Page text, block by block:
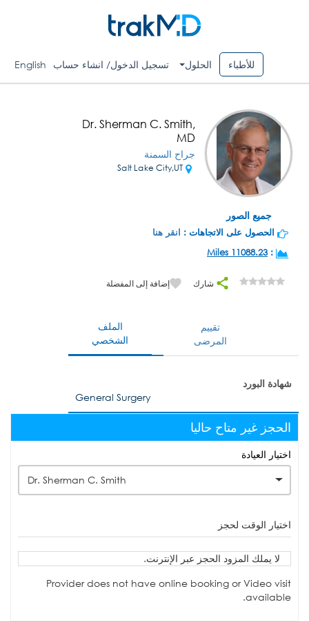
للأطباء الحلول تسجيل الدخول/ انشاء حساب English
جميع الصور
Dr. Sherman C. Smith,
MD
جراح السمنة
الحصول على الاتجاهات : انقر هنا
:
11088.23 Miles
شارك إضافة إلى المفضلة
الملف
الشخصي
تقييم
المرضى
شهادة البورد
General Surgery
الحجز غير متاح حاليا
اختيار العيادة
Dr. Sherman C. Smith
اختيار الوقت لحجز
لا يملك المزود الحجز عبر الإنترنت.
Provider does not have online booking or Video visit
available.